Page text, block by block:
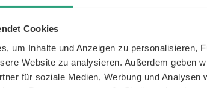
Cookies
um Inhalte und Anzeigen zu personalisieren,
Website zu analysieren. Außerdem geben
für soziale Medien, Werbung und